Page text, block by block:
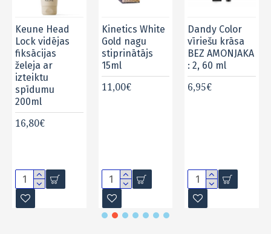
Keune Head
Lock vidējas
fiksācijas
želeja ar
izteiktu
spīdumu
200ml
16,80€
Kinetics White
Gold nagu
stiprinātājs
15ml
11,00€
Dandy Color
vīriešu krāsa
BEZ AMONJAKA
: 2, 60 ml
6,95€